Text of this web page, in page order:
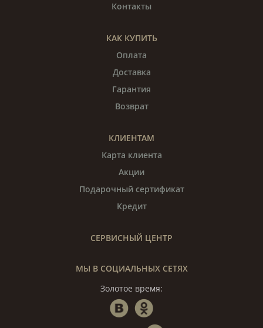
Контакты
КАК КУПИТЬ
Оплата
Доставка
Гарантия
Возврат
КЛИЕНТАМ
Карта клиента
Акции
Подарочный сертификат
Кредит
СЕРВИСНЫЙ ЦЕНТР
МЫ В СОЦИАЛЬНЫХ СЕТЯХ
Золотое время: